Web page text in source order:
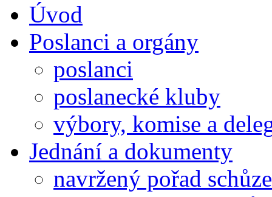
Úvod
Poslanci a orgány
poslanci
poslanecké kluby
výbory, komise a
Jednání a dokumenty
navržený pořad schůze